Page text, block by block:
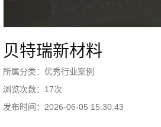
贝特瑞新材料
所属分类： 优秀行业案例
浏览次数： 17次
发布时间： 2026-06-05 15:30:43